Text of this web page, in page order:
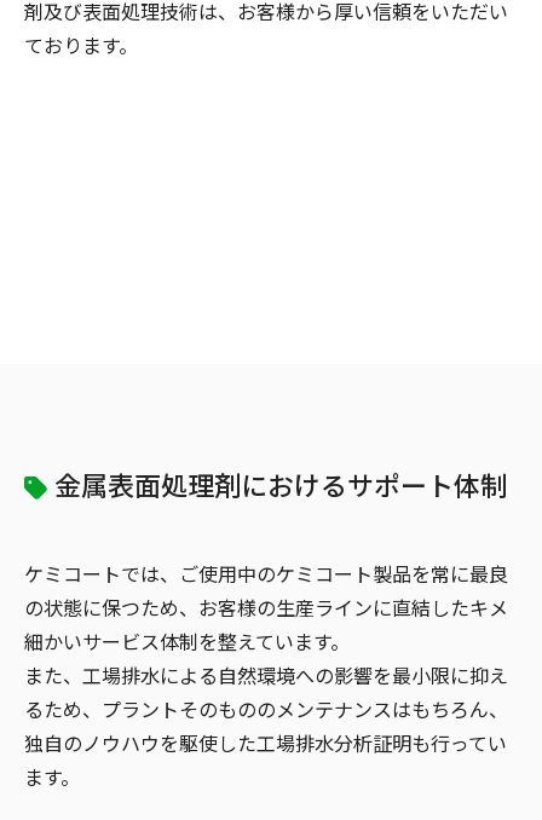
剤及び表面処理技術は、お客様から厚い信頼をいただい
ております。
金属表面処理剤におけるサポート体制
ケミコートでは、ご使用中のケミコート製品を常に最良
の状態に保つため、お客様の生産ラインに直結したキメ
細かいサービス体制を整えています。
また、工場排水による自然環境への影響を最小限に抑え
るため、プラントそのもののメンテナンスはもちろん、
独自のノウハウを駆使した工場排水分析証明も行ってい
ます。